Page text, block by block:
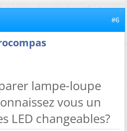
#6
lampe-loupe
vous un
LED changeables?